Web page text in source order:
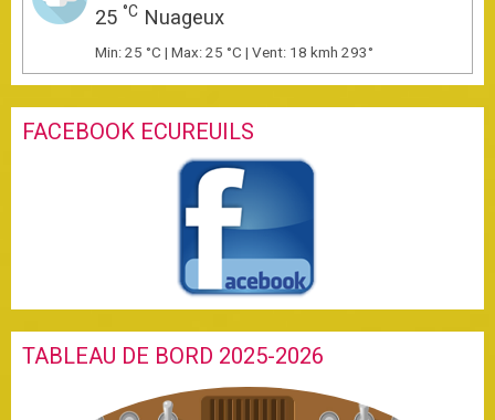
25 °C Nuageux
Min: 25 °C | Max: 25 °C | Vent: 18 kmh 293°
FACEBOOK ECUREUILS
TABLEAU DE BORD 2025-2026